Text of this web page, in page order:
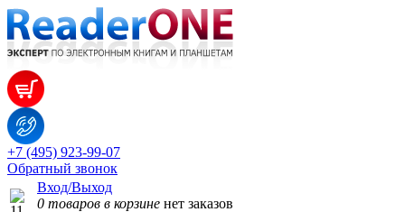
+7 (495) 923-99-07
Обратный звонок
Вход/Выход
0 товаров в корзине нет заказов